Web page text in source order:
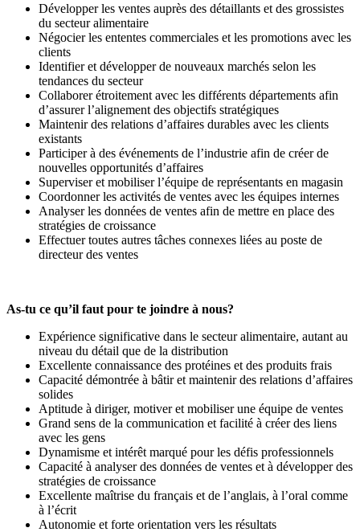
Développer les ventes auprès des détaillants et des grossistes
du secteur alimentaire
Négocier les ententes commerciales et les promotions avec les
clients
Identifier et développer de nouveaux marchés selon les
tendances du secteur
Collaborer étroitement avec les différents départements afin
d’assurer l’alignement des objectifs stratégiques
Maintenir des relations d’affaires durables avec les clients
existants
Participer à des événements de l’industrie afin de créer de
nouvelles opportunités d’affaires
Superviser et mobiliser l’équipe de représentants en magasin
Coordonner les activités de ventes avec les équipes internes
Analyser les données de ventes afin de mettre en place des
stratégies de croissance
Effectuer toutes autres tâches connexes liées au poste de
directeur des ventes
As-tu ce qu’il faut pour te joindre à nous?
Expérience significative dans le secteur alimentaire, autant au
niveau du détail que de la distribution
Excellente connaissance des protéines et des produits frais
Capacité démontrée à bâtir et maintenir des relations d’affaires
solides
Aptitude à diriger, motiver et mobiliser une équipe de ventes
Grand sens de la communication et facilité à créer des liens
avec les gens
Dynamisme et intérêt marqué pour les défis professionnels
Capacité à analyser des données de ventes et à développer des
stratégies de croissance
Excellente maîtrise du français et de l’anglais, à l’oral comme
à l’écrit
Autonomie et forte orientation vers les résultats